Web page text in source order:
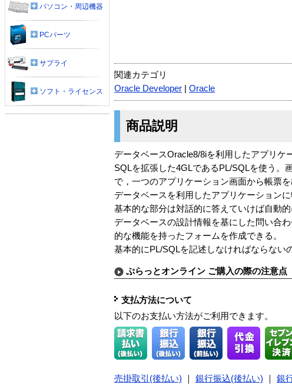
関連カテゴリ
Oracle Developer
Oracle
商品説明
データベースOracle8/8iを利用したアプリケ
SQLを拡張した4GLであるPL/SQLを使う。
で，一つのアプリケーション画面から帳票
データベースを利用したアプリケーション
基本的な部分は対話的に答えていけば自動的
データベースの設計情報を基にした問い合
的な機能を持ったフォームを作成できる。
基本的にPL/SQLを記述しなければならない
ぷらっとオンライン ご購入の際の注意点
支払方法について
以下のお支払い方法がご利用できます。
売掛取引(後払い) 銀行振込(後払い) 銀
パソコン・周辺機器
PCパーツ
サプライ
ソフト・ライセンス